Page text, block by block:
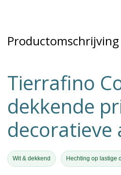
Productomschrijving
Tierrafino
dekkende
decoratieve
Wit & dekkend Hechting op lastige